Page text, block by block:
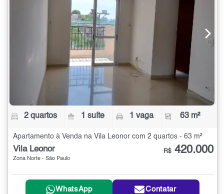
2 quartos 1 suíte 1 vaga 63 m²
Apartamento à Venda na Vila Leonor com 2 quartos - 63 m²
Vila Leonor
Zona Norte - São Paulo
R$ 420.000
WhatsApp Contatar